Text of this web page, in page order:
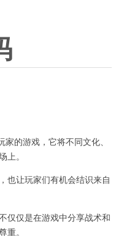
的游戏，它将不同文化、
上。
让玩家们有机会结识来自
仅是在游戏中分享战术和
重。